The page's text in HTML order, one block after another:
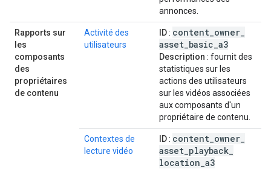
annonces.
Rapports sur
les
composants
des
propriétaires
de contenu
Activité des
utilisateurs
ID: content owner
asset basic a3
Description : fournit des
statistiques sur les
actions des utilisateurs
sur les vidéos associées
aux composants d'un
propriétaire de contenu.
Contextes de
lecture vidéo
ID: content owner
asset playback
location a3